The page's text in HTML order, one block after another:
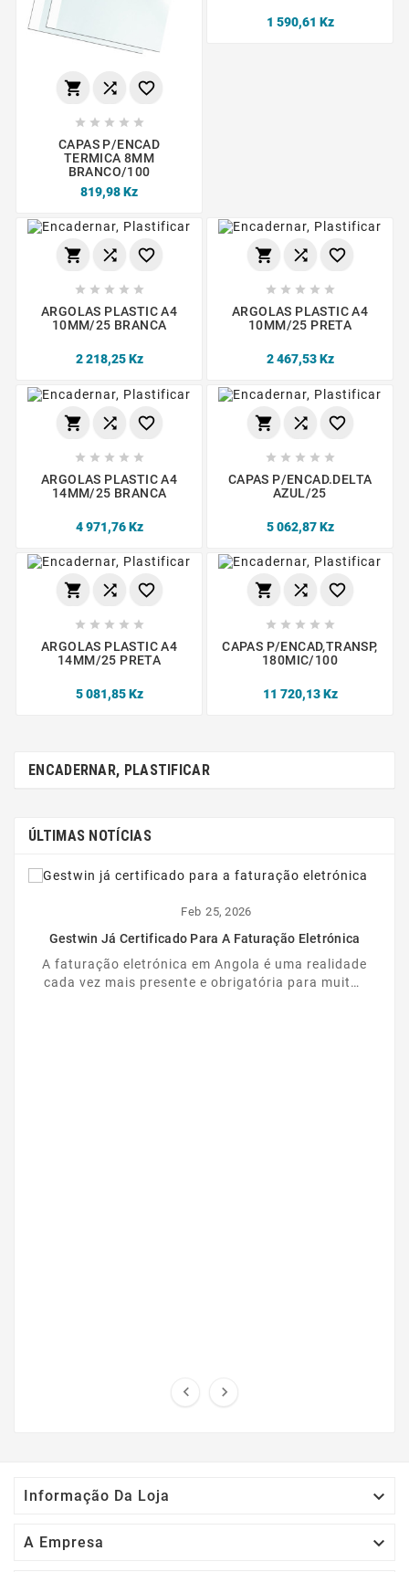
  
    
CAPAS P/ENCAD
TERMICA 8MM
BRANCO/100
819,98 Kz
1 590,61 Kz
  
    
ARGOLAS PLASTIC A4
10MM/25 BRANCA
2 218,25 Kz
  
    
ARGOLAS PLASTIC A4
10MM/25 PRETA
2 467,53 Kz
  
    
ARGOLAS PLASTIC A4
14MM/25 BRANCA
4 971,76 Kz
  
    
CAPAS P/ENCAD.DELTA
AZUL/25
5 062,87 Kz
  
    
ARGOLAS PLASTIC A4
14MM/25 PRETA
5 081,85 Kz
  
    
CAPAS P/ENCAD,TRANSP,
180MIC/100
11 720,13 Kz
ENCADERNAR, PLASTIFICAR
ÚLTIMAS NOTÍCIAS
Feb 25, 2026
Gestwin Já Certificado Para A Faturação Eletrónica
A faturação eletrónica em Angola é uma realidade
cada vez mais presente e obrigatória para muitas
 
Informação Da Loja 
A Empresa 